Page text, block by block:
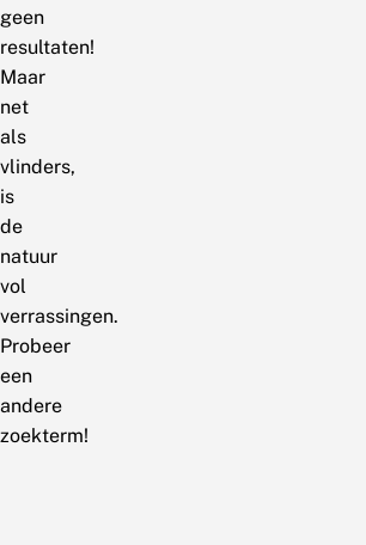
geen
resultaten!
Maar
net
als
vlinders,
is
de
natuur
vol
verrassingen.
Probeer
een
andere
zoekterm!